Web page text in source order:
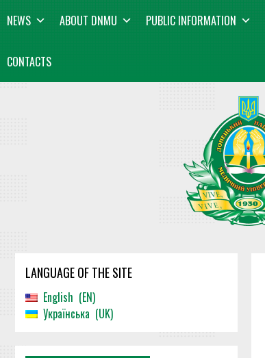
toNEWS ABOUT DNMU PUBLIC INFORMATION
CONTACTS
LANGUAGE OF THE SITE
English
EN
Українська
UK